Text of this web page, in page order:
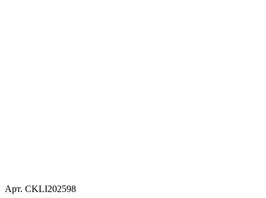
Арт. CKLI202598